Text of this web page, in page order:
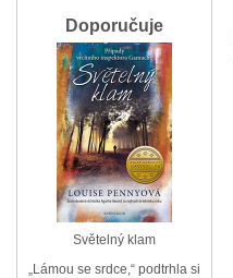
Doporučuje
Světelný klam
„Lámou se srdce,“ podtrhla si